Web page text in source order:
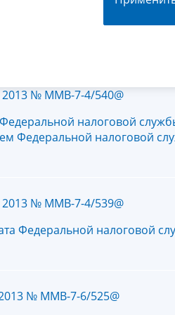
2013 № ММВ-7-4/540@
налоговой
Федеральной налоговой
2013 № ММВ-7-4/539@
Федеральной налоговой
№ ММВ-7-6/525@